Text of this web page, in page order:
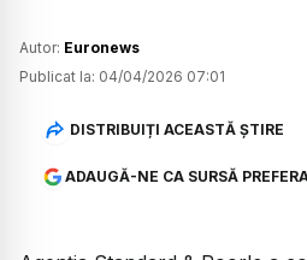
Autor: Euronews
Publicat la: 04/04/2026 07:01
DISTRIBUIȚI ACEASTĂ ȘTIRE
ADAUGĂ-NE CA SURSĂ